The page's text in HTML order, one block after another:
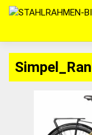
Zum
springen